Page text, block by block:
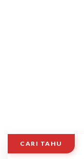
CARI TAHU